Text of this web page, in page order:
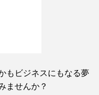
もビジネスにもなる夢
ませんか？